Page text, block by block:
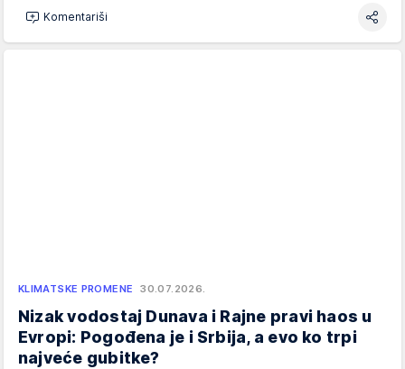
Komentariši
KLIMATSKE PROMENE 30.07.2026.
Nizak vodostaj Dunava i Rajne pravi haos u
Evropi: Pogođena je i Srbija, a evo ko trpi
najveće gubitke?